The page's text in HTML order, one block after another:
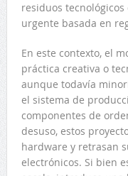
residuos
urgente basada en
En este contexto, el
práctica creativa o
aunque todavía
el sistema de
componentes de
desuso, estos
hardware y retrasan
electrónicos. Si bien